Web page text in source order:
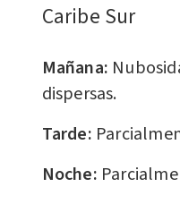
Caribe Sur
Mañana:
dispersas.
Tarde:
Noche: